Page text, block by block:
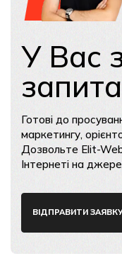
У Вас
Готові до
маркетингу,
Дозвольте Elit-
Інтернеті на
ВІДПРАВИТИ